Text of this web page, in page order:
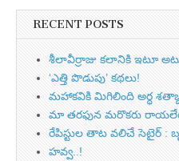
RECENT POSTS
శీలావీర్రాజు కలానికి ఇటూ
‘ఎత్తి పొడుపు’ కథలు!
మహాకవికి మిగిలింది అర్ధ
మా తరఫున మరొకరు
రేపిస్టుల తాట వలిచే సెటైర్ :
హవ్వ..!